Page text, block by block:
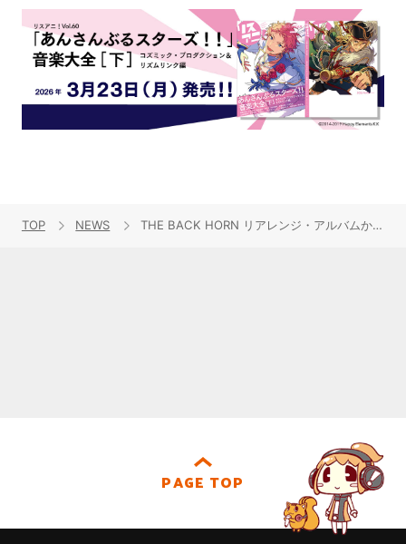
TOP NEWS THE BACK HORN リアレンジ・アルバムから「罠」（アニメ『機動戦士ガンダムOO』ED）のMV公開！
PAGE TOP